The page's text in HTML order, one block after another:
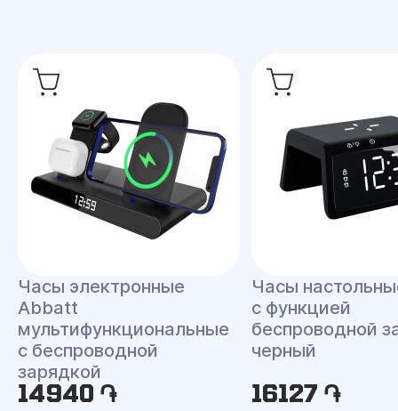
Часы электронные
Abbatt
мультифункциональные
с беспроводной
зарядкой
14940 ֏
Часы
с функцией
беспроводной
черный
16127 ֏